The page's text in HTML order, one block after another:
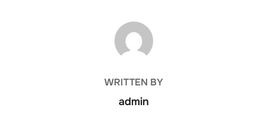
POST AUTHOR
WRITTEN BY
admin